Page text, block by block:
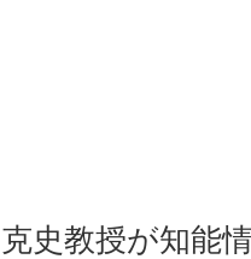
史教授が知能